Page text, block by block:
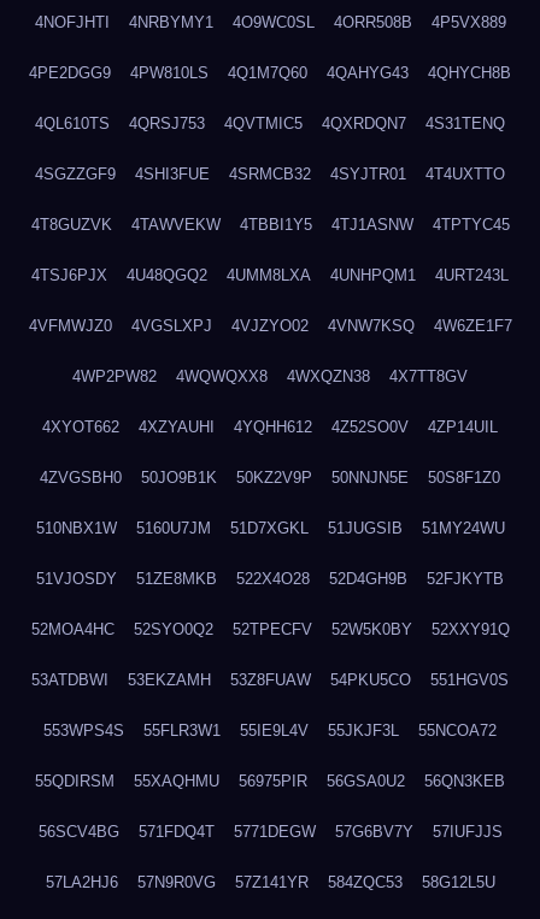
4NOFJHTI 4NRBYMY1 4O9WC0SL 4ORR508B 4P5VX889
4PE2DGG9 4PW810LS 4Q1M7Q60 4QAHYG43 4QHYCH8B
4QL610TS 4QRSJ753 4QVTMIC5 4QXRDQN7 4S31TENQ
4SGZZGF9 4SHI3FUE 4SRMCB32 4SYJTR01 4T4UXTTO
4T8GUZVK 4TAWVEKW 4TBBI1Y5 4TJ1ASNW 4TPTYC45
4TSJ6PJX 4U48QGQ2 4UMM8LXA 4UNHPQM1 4URT243L
4VFMWJZ0 4VGSLXPJ 4VJZYO02 4VNW7KSQ 4W6ZE1F7
4WP2PW82 4WQWQXX8 4WXQZN38 4X7TT8GV
4XYOT662 4XZYAUHI 4YQHH612 4Z52SO0V 4ZP14UIL
4ZVGSBH0 50JO9B1K 50KZ2V9P 50NNJN5E 50S8F1Z0
510NBX1W 5160U7JM 51D7XGKL 51JUGSIB 51MY24WU
51VJOSDY 51ZE8MKB 522X4O28 52D4GH9B 52FJKYTB
52MOA4HC 52SYO0Q2 52TPECFV 52W5K0BY 52XXY91Q
53ATDBWI 53EKZAMH 53Z8FUAW 54PKU5CO 551HGV0S
553WPS4S 55FLR3W1 55IE9L4V 55JKJF3L 55NCOA72
55QDIRSM 55XAQHMU 56975PIR 56GSA0U2 56QN3KEB
56SCV4BG 571FDQ4T 5771DEGW 57G6BV7Y 57IUFJJS
57LA2HJ6 57N9R0VG 57Z141YR 584ZQC53 58G12L5U